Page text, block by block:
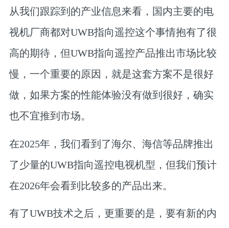
从我们跟踪到的产业信息来看，国内主要的电
视机厂商都对UWB指向遥控这个事情抱有了很
高的期待，但UWB指向遥控产品推出市场比较
慢，一个重要的原因，就是这套方案不是很好
做，如果方案的性能体验没有做到很好，确实
也不宜推到市场。
在2025年，我们看到了海尔、海信等品牌推出
了少量的UWB指向遥控电视机型，但我们预计
在2026年会看到比较多的产品出来。
有了UWB技术之后，更重要的是，要有新的内